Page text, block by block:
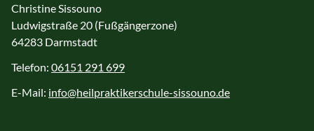
Christine Sissouno
Ludwigstraße 20 (Fußgängerzone)
64283 Darmstadt
Telefon: 06151 291 699
E-Mail: info@heilpraktikerschule-sissouno.de